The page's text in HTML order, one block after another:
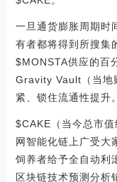
一旦通货膨胀周期时
有者都将得到所搜集
$MONSTA供应的百
Gravity Vault（当地
紧、锁住流通性提升。
$CAKE（当今总市
网智能化链上广受大
饲养者给予全自动利
区块链技术预测分析